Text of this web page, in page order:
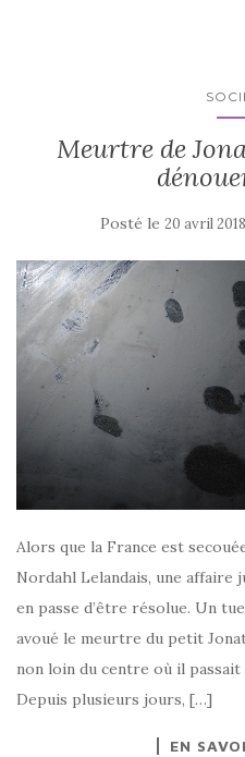
Meurtre de
Posté le 20 avril 2018
Alors que la France est
Nordahl Lelandais, une affaire
en passe d’être résolue. Un
avoué le meurtre du petit
non loin du centre où il passait
Depuis plusieurs jours, […]
EN